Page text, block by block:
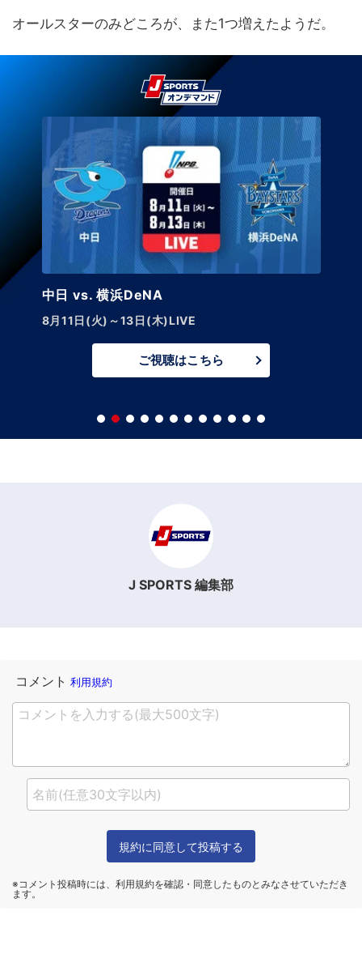
オールスターのみどころが、また1つ増えたようだ。
中日 vs. 巨人【LIVE】
8月14日(金)午後5:45～
ご視聴はこちら
J SPORTS 編集部